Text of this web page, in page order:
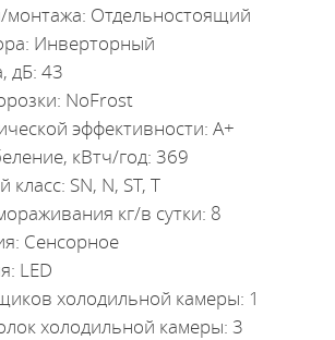
монтажа: Отдельностоящий
Инверторный
дБ: 43
NoFrost
эффективности: A+
кВтч/год: 369
SN, N, ST, T
кг/в сутки: 8
Сенсорное
LED
холодильной камеры: 1
холодильной камеры: 3